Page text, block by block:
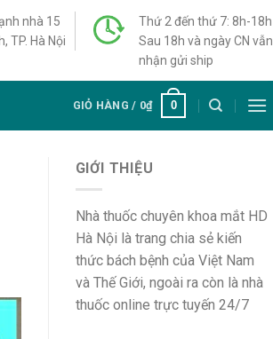
nhà 15
TP. Hà Nội
Thứ 2 đến thứ 7: 8h-18h
Sau 18h và ngày CN vẫn
nhận gửi ship
GIỎ HÀNG / 0₫ 0
GIỚI THIỆU
Nhà thuốc chuyên khoa mắt HD
Hà Nội là trang chia sẻ kiến
thức bách bệnh của Việt Nam
và Thế Giới, ngoài ra còn là nhà
thuốc online trực tuyến 24/7